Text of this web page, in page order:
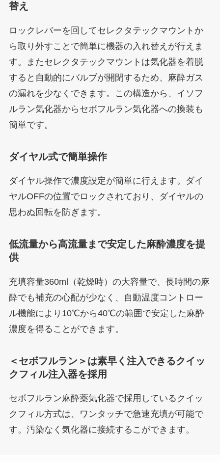
替え
ロックレバーを回してセレクタテックマウントか
ら取り外すことで簡単に機器の入れ替えが行えま
す。またセレクタテックマウントは気化器を着脱
すると自動的にバルブが開閉するため、麻酔ガス
の漏れを少なくできます。この構造から、イソフ
ルラン気化器からセボフルラン気化器への換装も
簡単です。
ダイヤル式で簡単操作
ダイヤル操作で濃度設定が簡単に行えます。ダイ
ヤルOFFの位置でロックされており、ダイヤルの
思わぬ回転を防ぎます。
低流量から高流量まで安定した麻酔濃度を提
供
充填容量360ml（乾燥時）の大容量で、長時間の麻
酔でも補充の心配が少なく、自動温度コントロー
ル機能により10℃から40℃の範囲で安定した麻酔
濃度を得ることができます。
＜セボフルラン＞は素早く注入できるクイッ
クフィル注入器を採用
セボフルラン麻酔薬気化器で採用しているクイッ
クフィル方式は、ワンタッチで急速充填が可能で
す。汚染なく気化器に接続するこができます。